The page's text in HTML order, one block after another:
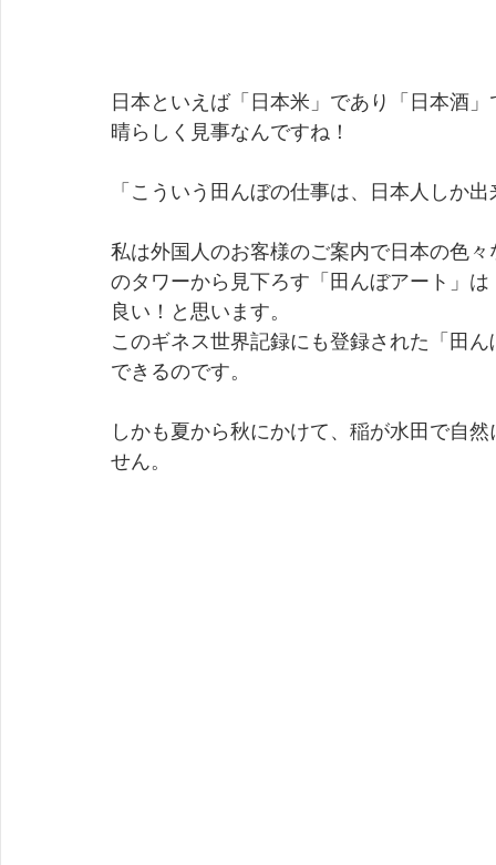
日本といえば「日本米」であり「日本酒
晴らしく見事なんですね！
「こういう田んぼの仕事は、日本人しか
私は外国人のお客様のご案内で日本の色
のタワーから見下ろす「田んぼアート」
良い！と思います。
このギネス世界記録にも登録された「田
できるのです。
しかも夏から秋にかけて、稲が水田で自
せん。